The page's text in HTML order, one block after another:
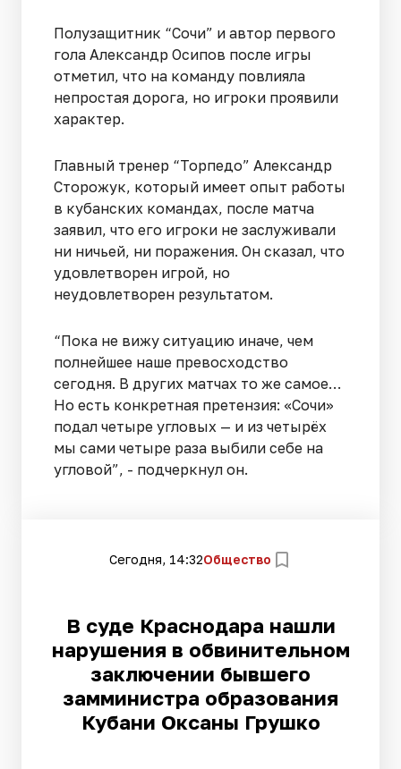
Полузащитник “Сочи” и автор первого
гола Александр Осипов после игры
отметил, что на команду повлияла
непростая дорога, но игроки проявили
характер.
Главный тренер “Торпедо” Александр
Сторожук, который имеет опыт работы
в кубанских командах, после матча
заявил, что его игроки не заслуживали
ни ничьей, ни поражения. Он сказал, что
удовлетворен игрой, но
неудовлетворен результатом.
“Пока не вижу ситуацию иначе, чем
полнейшее наше превосходство
сегодня. В других матчах то же самое…
Но есть конкретная претензия: «Сочи»
подал четыре угловых — и из четырёх
мы сами четыре раза выбили себе на
угловой”, - подчеркнул он.
Сегодня, 14:32Общество
В суде Краснодара нашли
нарушения в обвинительном
заключении бывшего
замминистра образования
Кубани Оксаны Грушко